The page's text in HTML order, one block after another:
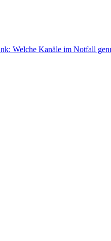
Welche Kanäle im Notfall